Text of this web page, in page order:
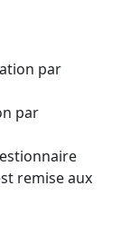
par
par
remise aux